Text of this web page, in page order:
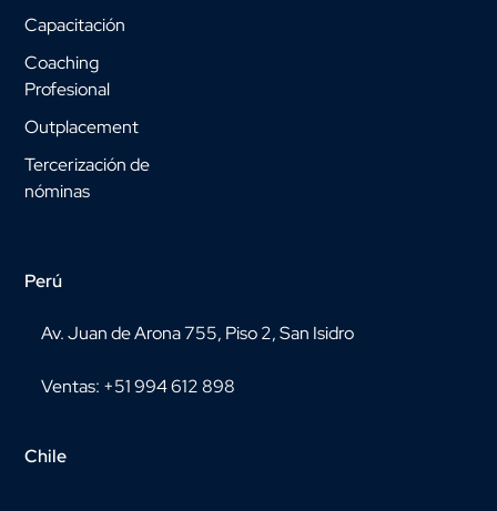
Capacitación
Coaching
Profesional
Outplacement
Tercerización de
nóminas
Perú
Av. Juan de Arona 755, Piso 2, San Isidro
Ventas: +51 994 612 898
Chile